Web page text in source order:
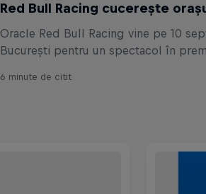
Red Bull Racing cucerește
Oracle Red Bull Racing vine pe 10
București pentru un spectacol în
6 minute de citit